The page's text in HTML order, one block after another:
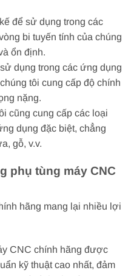
để sử dụng trong các
bi tuyến tính của chúng
ổn định.
dụng trong các ứng dụng
tôi cung cấp độ chính
nặng.
cũng cung cấp các loại
dụng đặc biệt, chẳng
gỗ, v.v.
phụ tùng máy CNC
hãng mang lại nhiều lợi
CNC chính hãng được
kỹ thuật cao nhất, đảm